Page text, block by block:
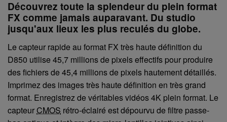
Découvrez toute la splendeur du plein format
FX comme jamais auparavant. Du studio
jusqu'aux lieux les plus reculés du globe.
Le capteur rapide au format FX très haute définition du
D850 utilise 45,7 millions de pixels effectifs pour produire
des fichiers de 45,4 millions de pixels hautement détaillés.
Imprimez des images très haute définition en très grand
format. Enregistrez de véritables vidéos 4K plein format. Le
capteur CMOS rétro-éclairé est dépourvu de filtre passe-